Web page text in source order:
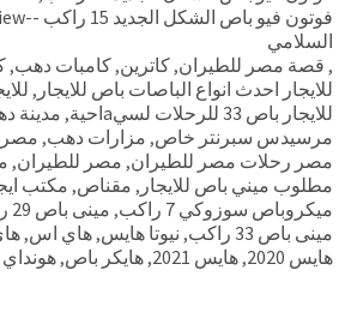
السلامي
, قصة مصر للطيران,كاترين,كامبات دهب,
للايجار احدث انواع الباصات باص للايجار ,
للايجار باص 33 للرحلات لسيaاحية
,مدينة
مرسيدس سبرنتر خاص, مزارات دهب,مصر
مصر رحلات مصر للطيران, مصر للطيران,
مطلوب ميني باص للايجار , مقناص,مكتب
ميكروباص سوزوكي 7 راكب
, مينى باص 29 راكب
مينى باص 33 راكب
, نيوتا هايس,هاي اس,
هايس 2020
,هايس 2021 ,هايكر باص,